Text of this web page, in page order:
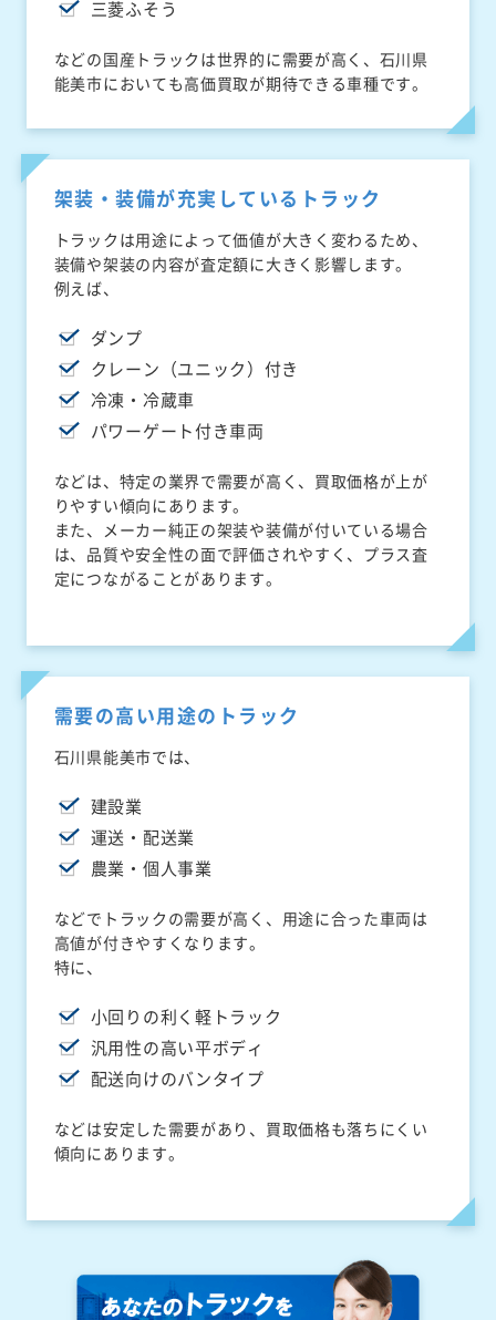
三菱ふそう
などの国産トラックは世界的に需要が高く、石川県
能美市においても高価買取が期待できる車種です。
架装・装備が充実しているトラック
トラックは用途によって価値が大きく変わるため、
装備や架装の内容が査定額に大きく影響します。
例えば、
ダンプ
クレーン（ユニック）付き
冷凍・冷蔵車
パワーゲート付き車両
などは、特定の業界で需要が高く、買取価格が上が
りやすい傾向にあります。
また、メーカー純正の架装や装備が付いている場合
は、品質や安全性の面で評価されやすく、プラス査
定につながることがあります。
需要の高い用途のトラック
石川県能美市では、
建設業
運送・配送業
農業・個人事業
などでトラックの需要が高く、用途に合った車両は
高値が付きやすくなります。
特に、
小回りの利く軽トラック
汎用性の高い平ボディ
配送向けのバンタイプ
などは安定した需要があり、買取価格も落ちにくい
傾向にあります。